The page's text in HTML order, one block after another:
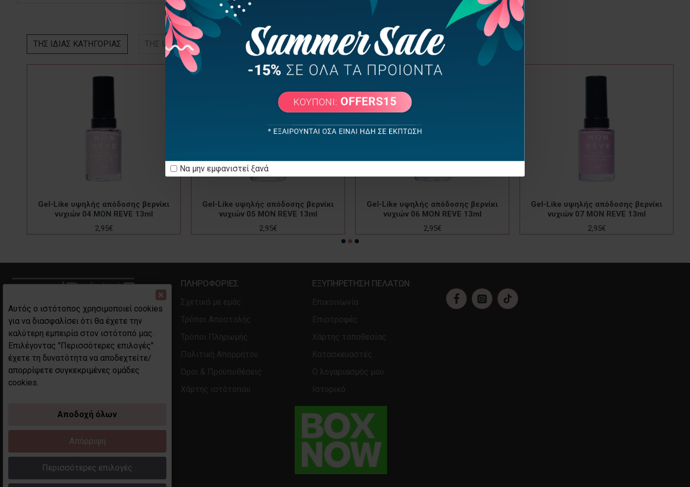
Να μην εμφανιστεί ξανά
ΤΗΣ ΙΔΙΑΣ ΚΑΤΗΓΟΡΙΑΣ ΤΗΣ ΙΔΙΑΣ ΕΤΑΙΡΕΙΑΣ ΜΑΖΙ ΑΓΟΡΑΣΑΝ ΕΙΔΑΤΕ ΠΡΟΣΦΑΤΑ
Gel-Like υψηλής απόδοσης βερνίκι
νυχιών 04 MON REVE 13ml
2,95€
Gel-Like υψηλής απόδοσης βερνίκι
νυχιών 05 MON REVE 13ml
2,95€
Gel-Like υψηλής απόδοσης βερνίκι
νυχιών 06 MON REVE 13ml
2,95€
Gel-Like υψηλής απόδοσης βερνίκι
νυχιών 07 MON REVE 13ml
2,95€
ΓΕΜΗ 130058146001
ΔΟΥ ΞΑΝΘΗΣ
ΑΦΜ 113945104
ΔΙΕΥΘΥΝΣΗ Αγίου Ελευθερίου 2-4
ΠΛΗΡΟΦΟΡΊΕΣ
Σχετικά με εμάς
Τρόποι Αποστολής
Τρόποι Πληρωμής
Πολιτική Απορρήτου
Όροι & Προϋποθέσεις
Χάρτης ιστότοπου
ΕΞΥΠΗΡΈΤΗΣΗ ΠΕΛΑΤΏΝ
Επικοινωνία
Επιστροφές
Χάρτης τοποθεσίας
Κατασκευαστές
Ο λογαριασμός μου
Ιστορικό
×
Αυτός ο ιστότοπος χρησιμοποιεί cookies
για να διασφαλίσει ότι θα έχετε την
καλύτερη εμπειρία στον ιστότοπό μας.
Επιλέγοντας "Περισσότερες επιλογές"
έχετε τη δυνατότητα να αποδεχτείτε/
απορρίψετε συγκεκριμένες ομάδες
cookies.
Αποδοχή όλων
Απόρριψη
Περισσότερες επιλογές